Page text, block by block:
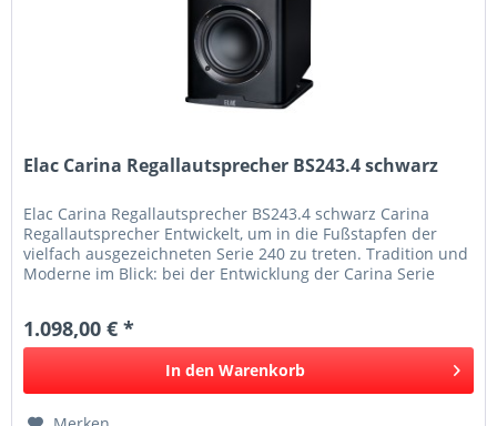
Elac Carina Regallautsprecher BS243.4 schwarz
Elac Carina Regallautsprecher BS243.4 schwarz Carina
Regallautsprecher Entwickelt, um in die Fußstapfen der
vielfach ausgezeichneten Serie 240 zu treten. Tradition und
Moderne im Blick: bei der Entwicklung der Carina Serie
1.098,00 € *
In den Warenkorb